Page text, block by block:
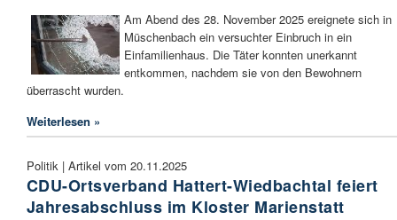
Am Abend des 28. November 2025 ereignete sich in
Müschenbach ein versuchter Einbruch in ein
Einfamilienhaus. Die Täter konnten unerkannt
entkommen, nachdem sie von den Bewohnern
überrascht wurden.
Weiterlesen »
Politik | Artikel vom 20.11.2025
CDU-Ortsverband Hattert-Wiedbachtal feiert
Jahresabschluss im Kloster Marienstatt